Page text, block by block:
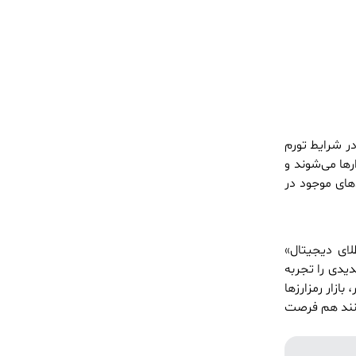
شرایط تورم
می‌شوند و
موجود در
دیجیتال»
را تجربه
رمزارزها
هم فرصت